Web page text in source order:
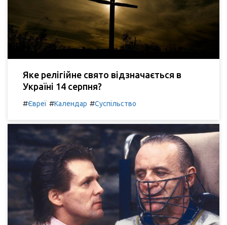
Яке релігійне свято відзначається в
Україні 14 серпня?
#Євреї #Календар #Суспільство